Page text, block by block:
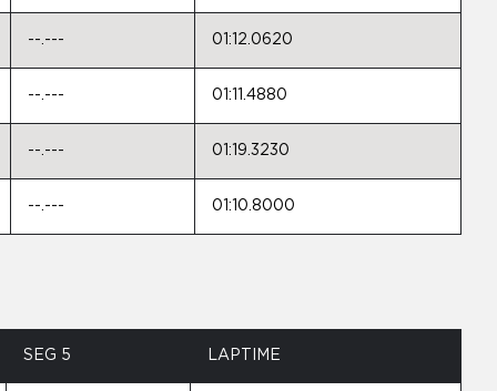
--.--- 01:12.0620
--.--- 01:11.4880
--.--- 01:19.3230
--.--- 01:10.8000
SEG 5 LAPTIME